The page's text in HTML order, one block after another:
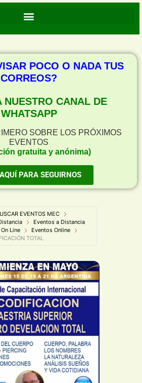
POCO O NADA TUS
CORREOS?
NUESTRO CANAL DE
WHATSAPP
SOBRE LOS PRÓXIMOS
EVENTOS
gratuita y anónima)
PARA SEGUIRNOS
EVENTOS MEC
Eventos a Distancia
Line
Eventos Online
TOTAL